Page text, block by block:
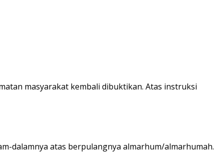
masyarakat kembali dibuktikan. Atas instruksi
dalamnya atas berpulangnya almarhum/almarhumah.